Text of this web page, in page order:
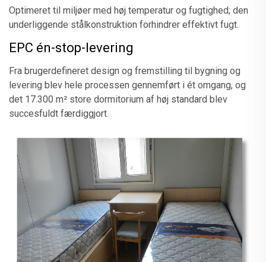
Optimeret til miljøer med høj temperatur og fugtighed; den
underliggende stålkonstruktion forhindrer effektivt fugt.
EPC én-stop-levering
Fra brugerdefineret design og fremstilling til bygning og
levering blev hele processen gennemført i ét omgang, og
det 17.300 m² store dormitorium af høj standard blev
succesfuldt færdiggjort.